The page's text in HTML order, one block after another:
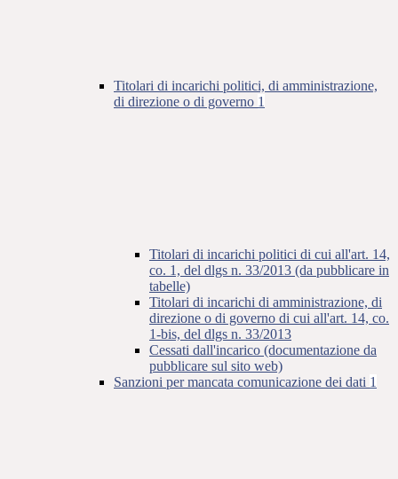
Titolari di incarichi politici, di amministrazione,
di direzione o di governo 1
Titolari di incarichi politici di cui all'art. 14,
co. 1, del dlgs n. 33/2013 (da pubblicare in
tabelle)
Titolari di incarichi di amministrazione, di
direzione o di governo di cui all'art. 14, co.
1-bis, del dlgs n. 33/2013
Cessati dall'incarico (documentazione da
pubblicare sul sito web)
Sanzioni per mancata comunicazione dei dati 1